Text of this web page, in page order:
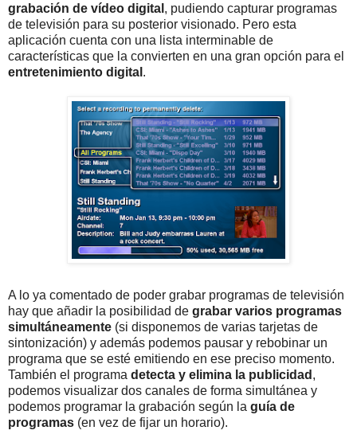
grabación de vídeo digital , pudiendo capturar programas
de televisión para su posterior visionado. Pero esta
aplicación cuenta con una lista interminable de
características que la convierten en una gran opción para el
entretenimiento digital .
A lo ya comentado de poder grabar programas de televisión
hay que añadir la posibilidad de grabar varios programas
simultáneamente (si disponemos de varias tarjetas de
sintonización) y además podemos pausar y rebobinar un
programa que se esté emitiendo en ese preciso momento.
También el programa detecta y elimina la publicidad ,
podemos visualizar dos canales de forma simultánea y
podemos programar la grabación según la guía de
programas (en vez de fijar un horario).